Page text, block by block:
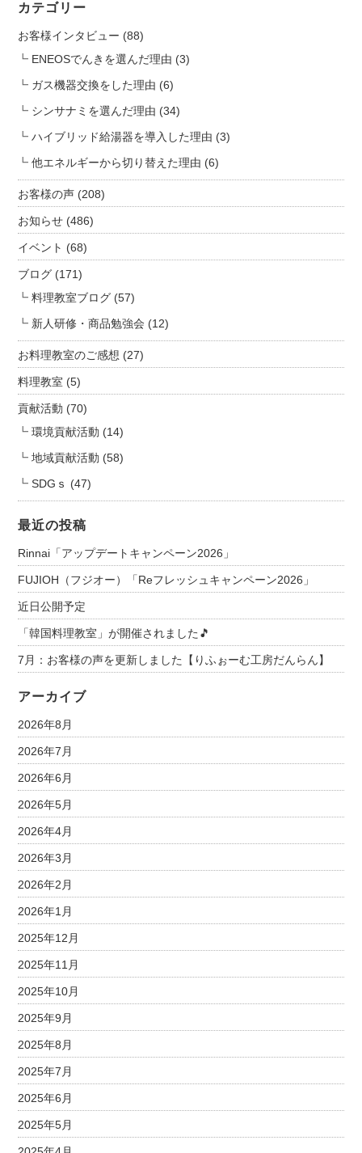
ん】
は
カテゴリー
お客様インタビュー (88)
ENEOSでんきを選んだ理由 (3)
ガス機器交換をした理由 (6)
シンサナミを選んだ理由 (34)
ハイブリッド給湯器を導入した理由 (3)
他エネルギーから切り替えた理由 (6)
お客様の声 (208)
お知らせ (486)
イベント (68)
ブログ (171)
料理教室ブログ (57)
新人研修・商品勉強会 (12)
お料理教室のご感想 (27)
料理教室 (5)
貢献活動 (70)
環境貢献活動 (14)
地域貢献活動 (58)
SDGｓ (47)
最近の投稿
Rinnai「アップデートキャンペーン2026」
FUJIOH（フジオー）「Reフレッシュキャンペーン2026」
近日公開予定
「韓国料理教室」が開催されました🎵
7月：お客様の声を更新しました【りふぉーむ工房だんらん】
アーカイブ
2026年8月
2026年7月
2026年6月
2026年5月
2026年4月
2026年3月
2026年2月
2026年1月
2025年12月
2025年11月
2025年10月
2025年9月
2025年8月
2025年7月
2025年6月
2025年5月